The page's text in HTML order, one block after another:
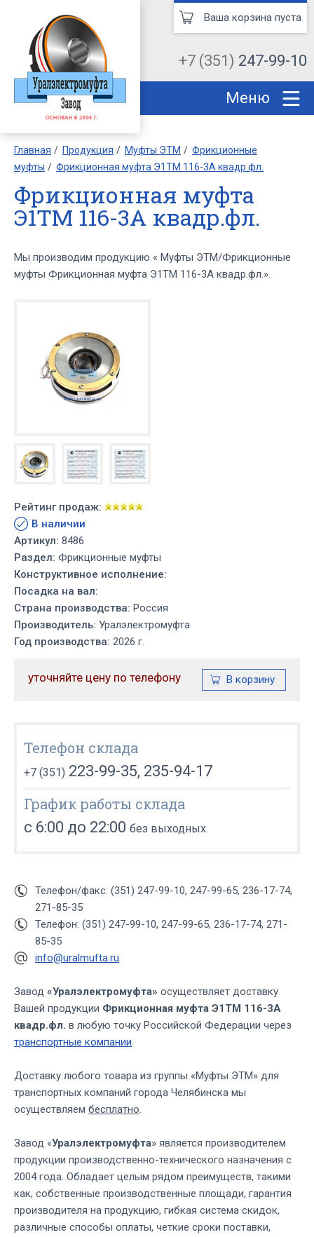
+7 (351) 247-99-10
Ваша корзина пуста
Меню
Главная Продукция Муфты ЭТМ
Фрикционные
муфты
Фрикционная муфта Э1ТМ 116-3А квадр.фл.
Фрикционная муфта
Э1ТМ 116-3А квадр.фл.
Мы производим продукцию « Муфты ЭТМ/Фрикционные
муфты Фрикционная муфта Э1ТМ 116-3А квадр.фл.».
Рейтинг продаж:
В наличии
Артикул: 8486
Раздел: Фрикционные муфты
Конструктивное исполнение:
Посадка на вал:
Страна производства: Россия
Производитель: Уралэлектромуфта
Год производства: 2026 г.
уточняйте цену по телефону
Телефон склада
+7 (351) 223-99-35, 235-94-17
График работы склада
с 6:00 до 22:00 без выходных
Телефон/факс: (351) 247-99-10, 247-99-65, 236-17-74,
271-85-35
Телефон: (351) 247-99-10, 247-99-65, 236-17-74, 271-
85-35
info@uralmufta.ru
Завод «Уралэлектромуфта» осуществляет доставку
Вашей продукции Фрикционная муфта Э1ТМ 116-3А
квадр.фл. в любую точку Российской Федерации через
транспортные компании
Доставку любого товара из группы «Муфты ЭТМ» для
транспортных компаний города Челябинска мы
осуществляем бесплатно.
Завод «Уралэлектромуфта» является производителем
продукции производственно-технического назначения с
2004 года. Обладает целым рядом преимуществ, такими
как, собственные производственные площади, гарантия
производителя на продукцию, гибкая система скидок,
различные способы оплаты, четкие сроки поставки,